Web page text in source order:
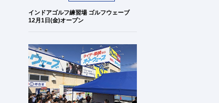
インドアゴルフ練習場 ゴルフウェーブ
12月1日(金)オープン